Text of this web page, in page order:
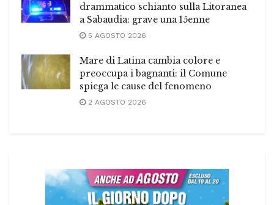
drammatico schianto sulla Litoranea
a Sabaudia: grave una 15enne
5 AGOSTO 2026
Mare di Latina cambia colore e
preoccupa i bagnanti: il Comune
spiega le cause del fenomeno
2 AGOSTO 2026